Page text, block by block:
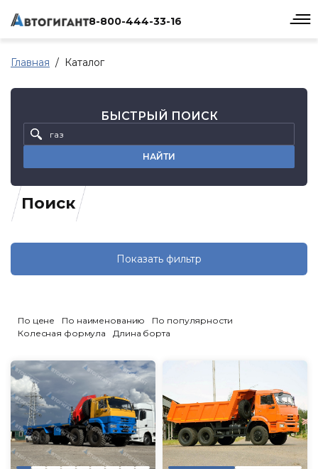
8-800-444-33-16
Главная Каталог
Поиск
БЫСТРЫЙ ПОИСК
НАЙТИ
Показать фильтр
По цене По наименованию
По популярности
Колесная формула
Длина борта